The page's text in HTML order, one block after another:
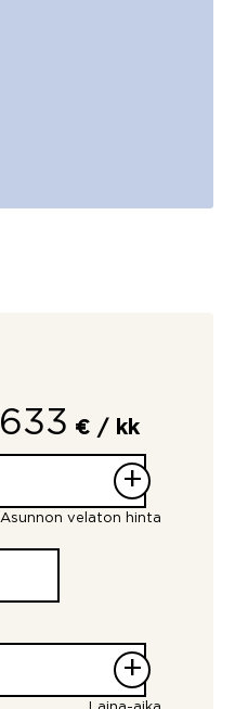
633 € / kk
+
Asunnon velaton hinta
+